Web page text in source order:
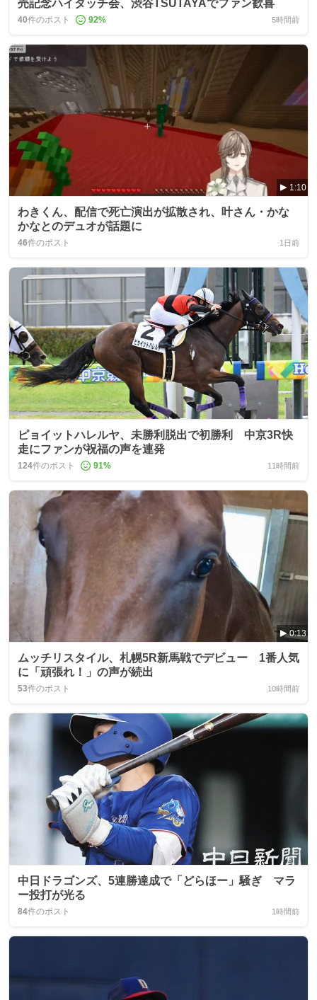
売記念ハイタッチ会、渋谷TSUTAYAでファン歓喜
40件のポスト 92% 5時間前
1:10
わきくん、配信で死亡演出が拡散され、叶さん・かな
かなとのデュオが話題に
46件のポスト 1日前
ピョイットハレルヤ、未勝利脱出で初勝利 中京3R快
走にファンが祝福の声を連発
124件のポスト 91% 11時間前
0:13
ムッチリスタイル、札幌5R新馬戦でデビュー 1番人気
に「頑張れ！」の声が続出
53件のポスト 10時間前
中日ドラゴンズ、5連勝達成で「どらほー」騒ぎ マラ
ー投打が光る
84件のポスト 1時間前